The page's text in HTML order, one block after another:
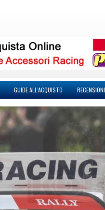
GUIDE ALL’ACQUISTO RECENSIONI